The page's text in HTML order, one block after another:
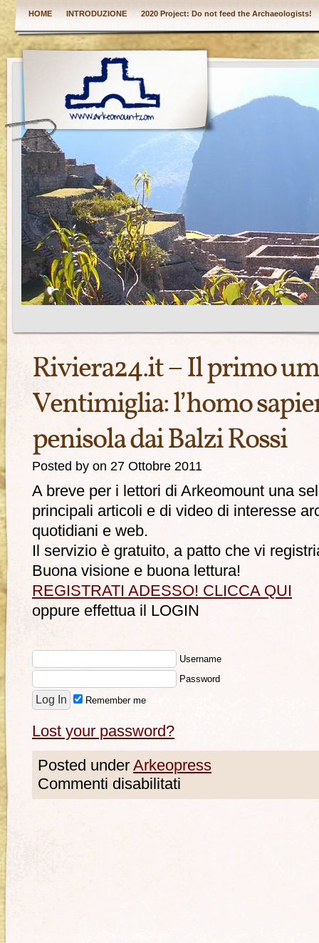
HOME INTRODUZIONE 2020 Project: Do not feed the Archaeologists!
Riviera24.it – Il primo
Ventimiglia: l’homo
penisola dai Balzi Rossi
Posted by on 27 Ottobre 2011
A breve per i lettori di Arkeomount una
principali articoli e di video di interesse
quotidiani e web.
Il servizio è gratuito, a patto che vi
Buona visione e buona lettura!
REGISTRATI ADESSO! CLICCA QUI
oppure effettua il LOGIN
Username
Password
Remember me
Lost your password?
Posted under Arkeopress
Commenti disabilitati